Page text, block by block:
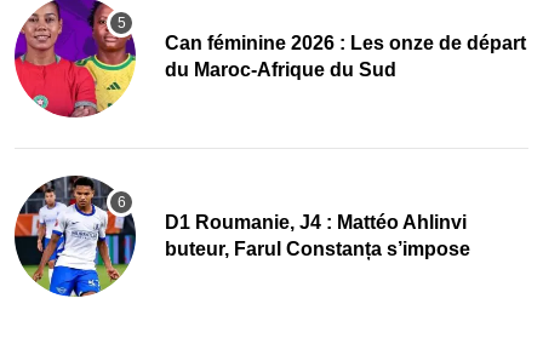
‎Can féminine 2026 : Les onze de départ
du Maroc-Afrique du Sud
D1 Roumanie, J4 : Mattéo Ahlinvi
buteur, Farul Constanța s’impose